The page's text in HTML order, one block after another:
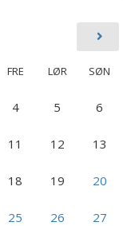
FRE LØR SØN
4 5 6
11 12 13
18 19 20
25 26 27